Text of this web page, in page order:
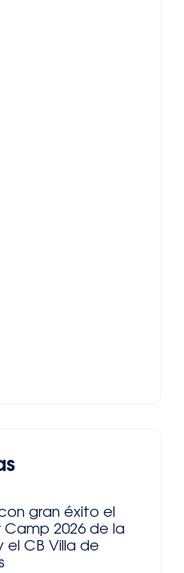
gran éxito el
Camp 2026 de la
el CB Villa de